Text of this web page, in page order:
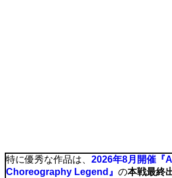
特に優秀な作品は、 2026年8月開催『
Choreography Legend』 の本戦最終